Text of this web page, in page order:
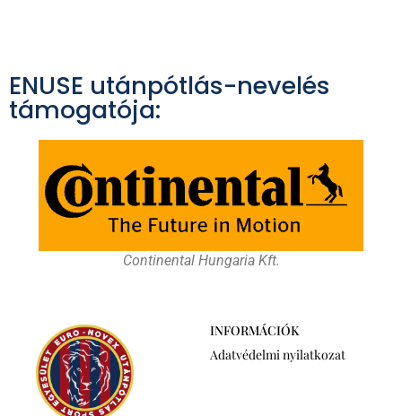
ENUSE utánpótlás-nevelés
támogatója:
Continental Hungaria Kft.
INFORMÁCIÓK
Adatvédelmi nyilatkozat